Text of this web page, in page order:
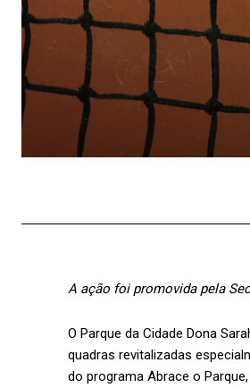
A ação foi promovida pela
O Parque da Cidade Dona
quadras revitalizadas
do programa Abrace o